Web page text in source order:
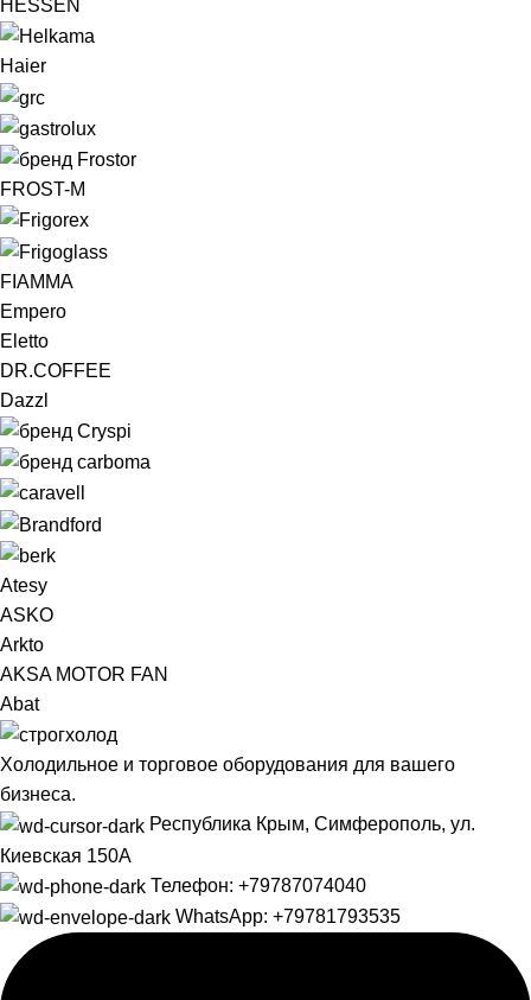
HESSEN
Haier
FROST-M
FIAMMA
Empero
Eletto
DR.COFFEE
Dazzl
Atesy
ASKO
Arkto
AKSA MOTOR FAN
Abat
Холодильное и торговое оборудования для вашего
бизнеса.
Республика Крым, Симферополь, ул.
Киевская 150А
Телефон: +79787074040
WhatsApp: +79781793535